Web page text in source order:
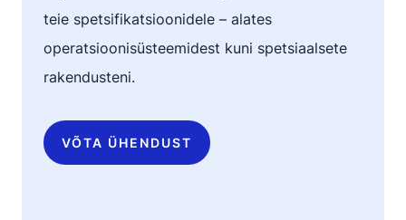
teie spetsifikatsioonidele – alates
operatsioonisüsteemidest kuni spetsiaalsete
rakendusteni.
VÕTA ÜHENDUST